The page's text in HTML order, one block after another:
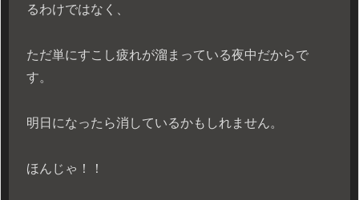
るわけではなく、
ただ単にすこし疲れが溜まっている夜中だからで
す。
明日になったら消しているかもしれません。
ほんじゃ！！